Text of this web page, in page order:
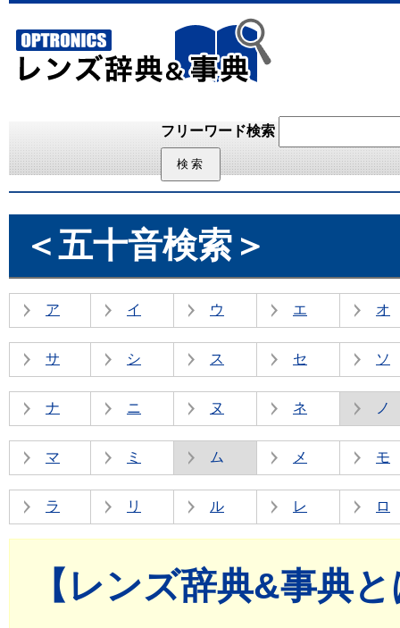
フリーワード検索
＜五十音検索＞
ア イ ウ エ オ
サ シ ス セ ソ
ナ ニ ヌ ネ ノ
マ ミ ム メ モ
ラ リ ル レ ロ
【レンズ辞典&事典